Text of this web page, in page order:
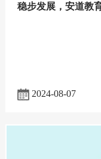
稳步发展，安道教
2024-08-07